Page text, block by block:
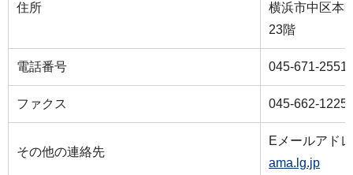
住所
横浜市中区本
23階
電話番号 045-671-2551
ファクス 045-662-1225
その他の連絡先
Eメールアド
ama.lg.jp